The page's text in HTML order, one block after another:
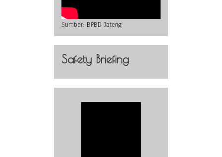
Sumber: BPBD Jateng
Safety Briefing